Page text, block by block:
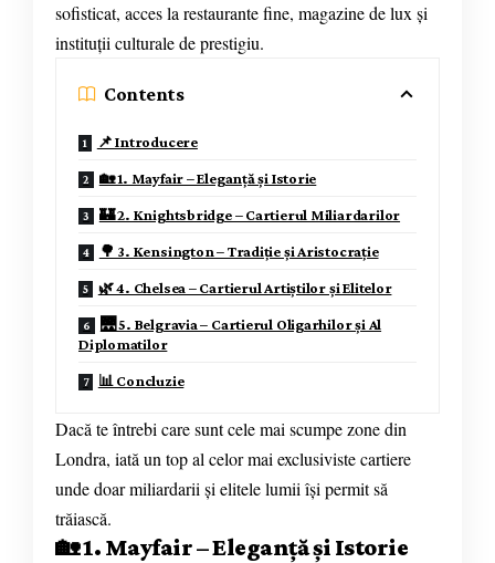
sofisticat, acces la restaurante fine, magazine de lux și
instituții culturale de prestigiu.
Contents
📌 Introducere
🏡 1. Mayfair – Eleganță și Istorie
🏰 2. Knightsbridge – Cartierul Miliardarilor
🌳 3. Kensington – Tradiție și Aristocrație
🌿 4. Chelsea – Cartierul Artiștilor și Elitelor
🌉 5. Belgravia – Cartierul Oligarhilor și Al
Diplomatilor
📊 Concluzie
Dacă te întrebi care sunt cele mai scumpe zone din
Londra, iată un top al celor mai exclusiviste cartiere
unde doar miliardarii și elitele lumii își permit să
trăiască.
🏡 1. Mayfair – Eleganță și Istorie